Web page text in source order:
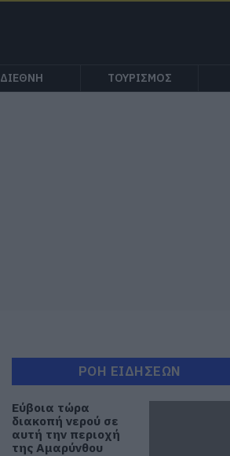
ΔΙΕΘΝΗ ΤΟΥΡΙΣΜΟΣ
ΡΟΗ ΕΙΔΗΣΕΩΝ
Εύβοια τώρα
διακοπή νερού σε
αυτή την περιοχή
της Αμαρύνθου